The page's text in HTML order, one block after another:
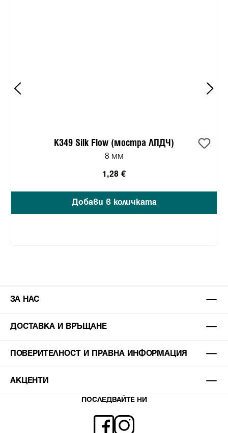
K349 Silk Flow (мостра ЛПДЧ)
8 мм
1,28 €
Добави в количката
ЗА НАС
ДОСТАВКА И ВРЪЩАНЕ
ПОВЕРИТЕЛНОСТ И ПРАВНА ИНФОРМАЦИЯ
АКЦЕНТИ
ПОСЛЕДВАЙТЕ НИ